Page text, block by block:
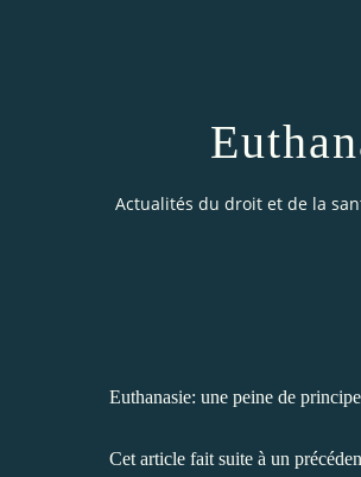
Actualités du droit et de la
Euthanasie: une peine de
Cet article fait suite à un